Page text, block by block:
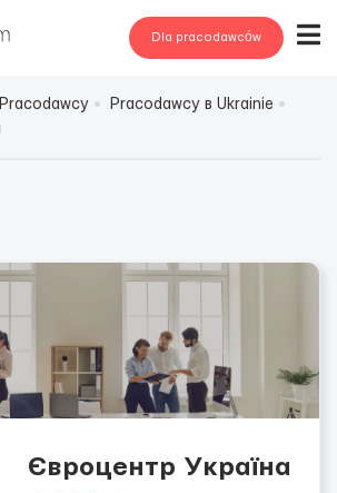
Dla pracodawców
Pracodawcy
Pracodawcy в Ukrainie
Євроцентр Україна